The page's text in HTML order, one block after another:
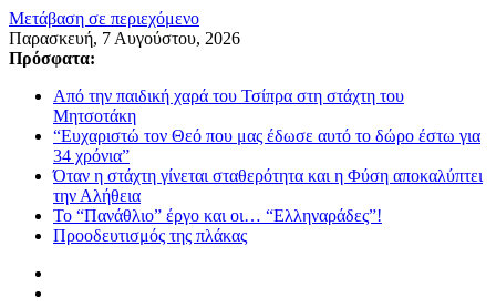
Μετάβαση σε περιεχόμενο
Παρασκευή, 7 Αυγούστου, 2026
Πρόσφατα:
Από την παιδική χαρά του Τσίπρα στη στάχτη του
Μητσοτάκη
“Ευχαριστώ τον Θεό που μας έδωσε αυτό το δώρο έστω για
34 χρόνια”
Όταν η στάχτη γίνεται σταθερότητα και η Φύση αποκαλύπτει
την Αλήθεια
Το “Πανάθλιο” έργο και οι… “Ελληναράδες”!
Προοδευτισμός της πλάκας